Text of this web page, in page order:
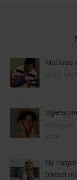
Mofibos
Ugens
Ny
trivsel